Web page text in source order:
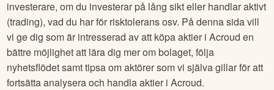
investerare, om du investerar på lång sikt eller handlar aktivt
(trading), vad du har för risktolerans osv. På denna sida vill
vi ge dig som är intresserad av att köpa aktier iAcroud en
bättre möjlighet att lära dig mer om bolaget, följa
nyhetsflödet samt tipsa om aktörer som vi själva gillar för att
fortsätta analysera och handla aktier iAcroud.